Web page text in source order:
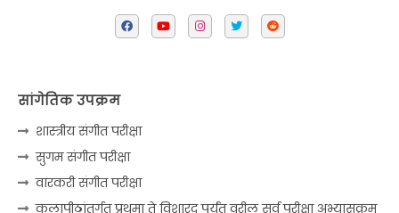
सांगेतिक उपक्रम
शास्त्रीय संगीत परीक्षा
सुगम संगीत परीक्षा
वारकरी संगीत परीक्षा
कलापीठांतर्गत प्रथमा ते विशारद पर्यंत वरील सर्व परीक्षा अभ्यासक्रम